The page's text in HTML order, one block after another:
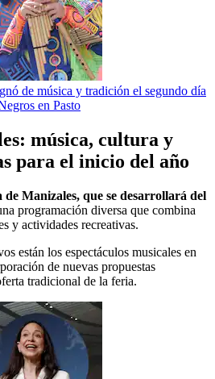
de música y tradición el segundo día
en Pasto
música, cultura y
para el inicio del año
de Manizales, que se desarrollará del
programación diversa que combina
y actividades recreativas.
están los espectáculos musicales en
de nuevas propuestas
tradicional de la feria.